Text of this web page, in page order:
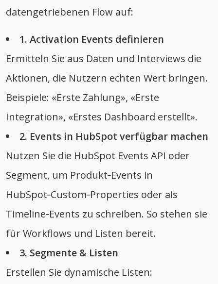
datengetriebenen Flow auf:
1. Activation Events definieren
Ermitteln Sie aus Daten und Interviews die
Aktionen, die Nutzern echten Wert bringen.
Beispiele: «Erste Zahlung», «Erste
Integration», «Erstes Dashboard erstellt».
2. Events in HubSpot verfügbar machen
Nutzen Sie die HubSpot Events API oder
Segment, um Produkt‑Events in
HubSpot‑Custom‑Properties oder als
Timeline‑Events zu schreiben. So stehen sie
für Workflows und Listen bereit.
3. Segmente & Listen
Erstellen Sie dynamische Listen: